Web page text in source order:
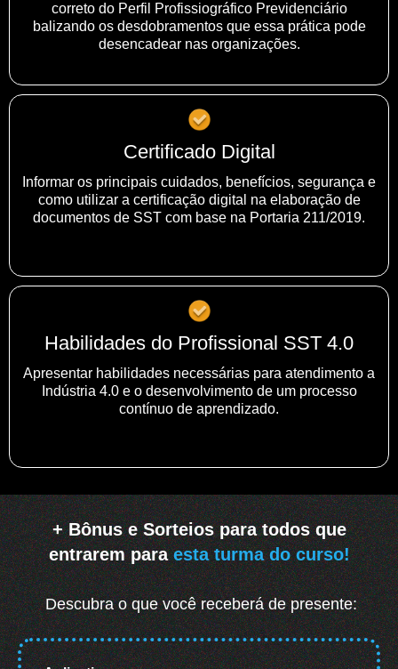
correto do Perfil Profissiográfico Previdenciário
balizando os desdobramentos que essa prática pode
desencadear nas organizações.
Certificado Digital
Informar os principais cuidados, benefícios, segurança e
como utilizar a certificação digital na elaboração de
documentos de SST com base na Portaria 211/2019.
Habilidades do Profissional SST 4.0
Apresentar habilidades necessárias para atendimento a
Indústria 4.0 e o desenvolvimento de um processo
contínuo de aprendizado.
+ Bônus e Sorteios para todos que
entrarem paraesta turma do curso!
Descubra o que você receberá de presente: